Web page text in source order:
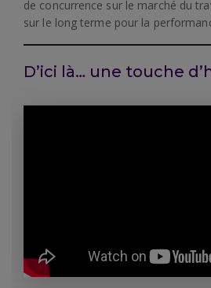
de concurrence sur le marché du
sur le long terme pour la
D’ici là… une touche